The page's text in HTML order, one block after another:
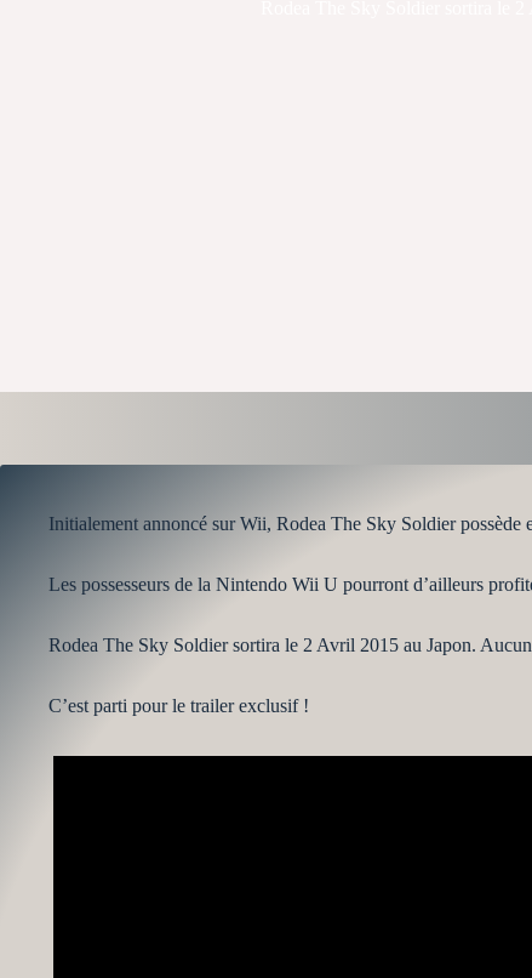
Initialement annoncé sur Wii, Rodea The Sky Soldier
Les possesseurs de la Nintendo Wii U pourront d’ailleurs
Rodea The Sky Soldier sortira le 2 Avril 2015 au Japon.
C’est parti pour le trailer exclusif !